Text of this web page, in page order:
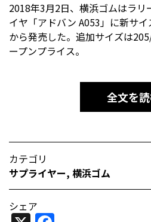
2018年3月2日、横浜ゴムはラ
イヤ「アドバン A053」に新サ
から発売した。追加サイズは
ープンプライス。
全文を
カテゴリ
サプライヤー, 横浜ゴム
シェア